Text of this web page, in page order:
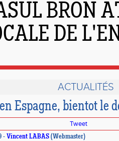
BRON
DE
ACTUALITÉS
Espagne, bientot le
Tweet
- Vincent LABAS (Webmaster)